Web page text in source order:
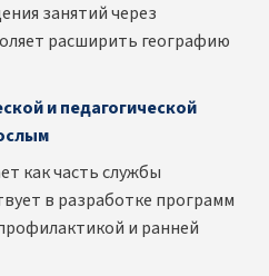
занятий через
расширить географию
и педагогической
как часть службы
в разработке программ
и ранней